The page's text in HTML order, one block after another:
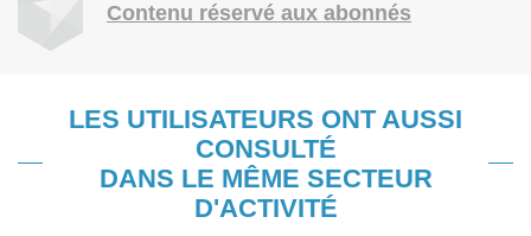
Contenu réservé aux abonnés
LES UTILISATEURS ONT AUSSI
CONSULTÉ
DANS LE MÊME SECTEUR
D'ACTIVITÉ